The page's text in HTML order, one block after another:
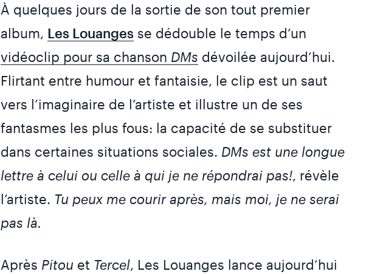
À quelques jours de la sortie de son tout premier
album, Les Louanges se dédouble le temps d’un
vidéoclip pour sa chanson DMs dévoilée aujourd’hui.
Flirtant entre humour et fantaisie, le clip est un saut
vers l’imaginaire de l’artiste et illustre un de ses
fantasmes les plus fous: la capacité de se substituer
dans certaines situations sociales. DMs est une longue
lettre à celui ou celle à qui je ne répondrai pas!, révèle
l’artiste. Tu peux me courir après, mais moi, je ne serai
pas là.
Après Pitou et Tercel, Les Louanges lance aujourd’hui